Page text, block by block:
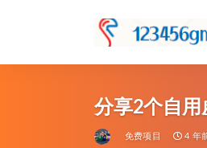
分享2个自用
免费项目 4 年